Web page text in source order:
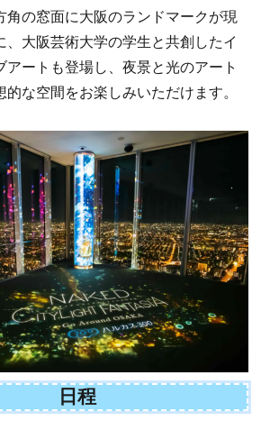
角の窓面に大阪のランドマークが現
、大阪芸術大学の学生と共創したイ
アートも登場し、夜景と光のアート
的な空間をお楽しみいただけます。
日程